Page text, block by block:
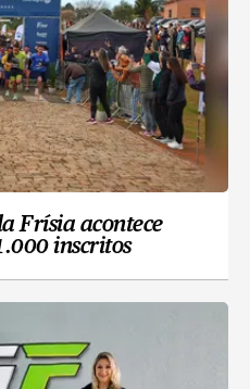
Frísia acontece
inscritos